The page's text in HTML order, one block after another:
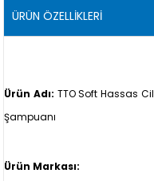
ÜRÜN ÖZELLIKLERI
Ürün Adı: TTO Soft Hassas
Şampuanı
Ürün Markası: